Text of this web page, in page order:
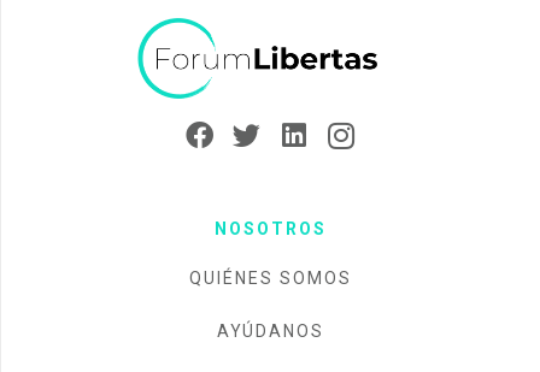
NOSOTROS
QUIÉNES SOMOS
AYÚDANOS